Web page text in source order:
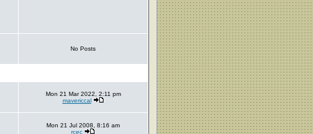
No Posts
Mon 21 Mar 2022, 2:11 pm
mavericcal
Mon 21 Jul 2008, 8:16 am
rcec